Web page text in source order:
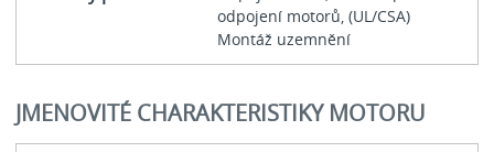
odpojení motorů, (UL/CSA)
Montáž uzemnění
JMENOVITÉ CHARAKTERISTIKY MOTORU